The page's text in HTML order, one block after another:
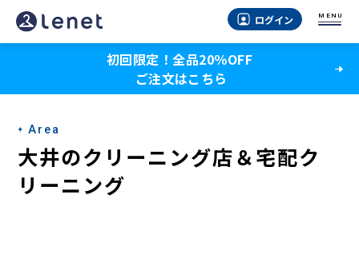
大
井
宅
配
ク
ログイン MENU
初回限定！全品20％OFF
ご注文はこちら
Area
大井のクリーニング店＆宅配ク
リーニング